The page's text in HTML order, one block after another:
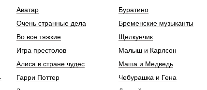
Аватар
Очень странные дела
Во все тяжкие
Игра престолов
Алиса в стране чудес
Гарри Поттер
Буратино
Бременские музыканты
Щелкунчик
Малыш и Карлсон
Маша и Медведь
Чебурашка и Гена